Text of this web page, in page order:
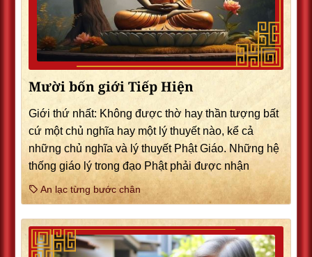
Mười bốn giới Tiếp Hiện
Giới thứ nhất: Không được thờ hay thần tượng bất
cứ một chủ nghĩa hay một lý thuyết nào, kể cả
những chủ nghĩa và lý thuyết Phật Giáo. Những hệ
thống giáo lý trong đạo Phật phải được nhận
An lạc từng bước chân